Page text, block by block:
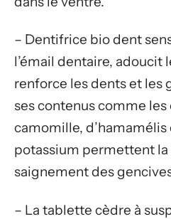
– Dentifrice bio dent
l’émail dentaire, adoucit
renforce les dents et les
ses contenus comme
camomille,
potassium permettent
saignement des
– La tablette cèdre à